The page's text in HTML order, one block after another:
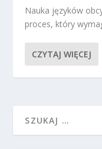
Nauka języków
proces, który
CZYTAJ WIĘCEJ